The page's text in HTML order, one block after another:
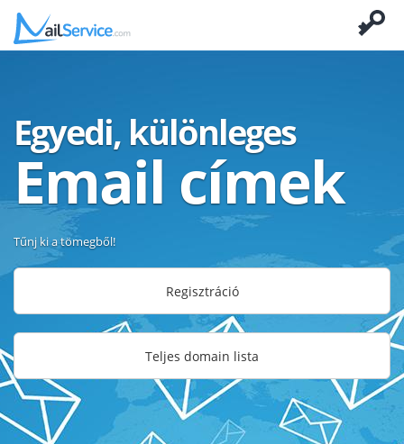
Egyedi, különleges
Email címek
Tűnj ki a tömegből!
Regisztráció
Teljes domain lista